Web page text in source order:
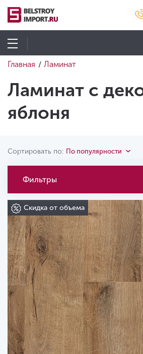
Главная / Ламинат
Ламинат с
яблоня
Сортировать по: По популярности
Фильтры
Скидка от объема